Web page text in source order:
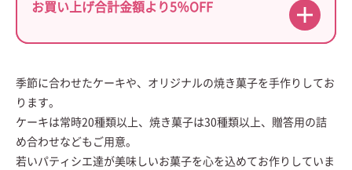
お買い上げ合計金額より5％OFF
季節に合わせたケーキや、オリジナルの焼き菓子を手作りしてお
ります。
ケーキは常時20種類以上、焼き菓子は30種類以上、贈答用の詰
め合わせなどもご用意。
若いパティシエ達が美味しいお菓子を心を込めてお作りしていま